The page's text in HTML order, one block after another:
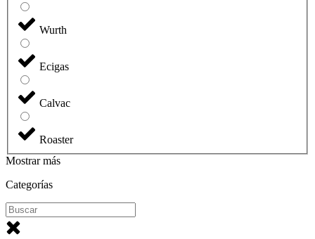
Wurth
Ecigas
Calvac
Roaster
Mostrar más
Categorías